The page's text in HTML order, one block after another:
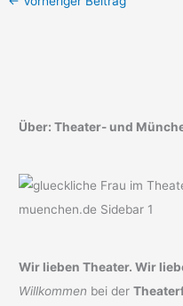
Über: Theater- und
Wir lieben Theater. Wir
Willkommen bei der